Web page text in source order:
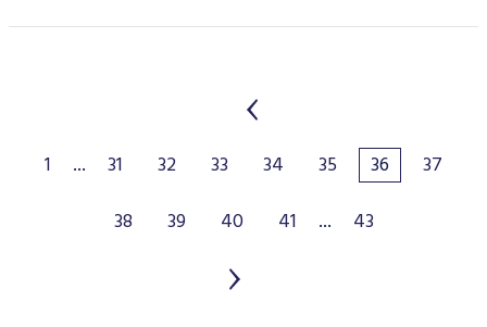
1 ... 31 32 33 34 35 36
37
38
39 40 41 ... 43